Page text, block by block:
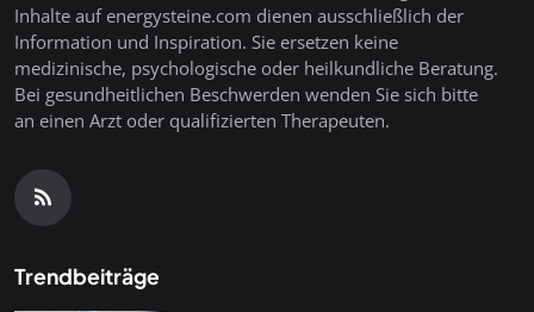
Inhalte auf energysteine.com dienen ausschließlich der
Information und Inspiration. Sie ersetzen keine
medizinische, psychologische oder heilkundliche Beratung.
Bei gesundheitlichen Beschwerden wenden Sie sich bitte
an einen Arzt oder qualifizierten Therapeuten.
Trendbeiträge